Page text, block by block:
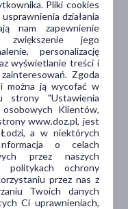
o lekach, które
o tych wydawanych
jeśli pacjent
leki
wychwytu serotoniny,
leki
flukonazol lub
przypuszcza, że może
powinna poradzić się
tego leku.
Pliki cookies
działania
nam zapewnienie
zwiększenie jego
personalizację
wyświetlanie treści i
Zgoda
można ją wycofać w
strony "Ustawienia
Klientów,
www.doz.pl, jest
a w niektórych
o celach
przez naszych
ochrony
przez nas z
Twoich danych
Ci uprawnieniach,